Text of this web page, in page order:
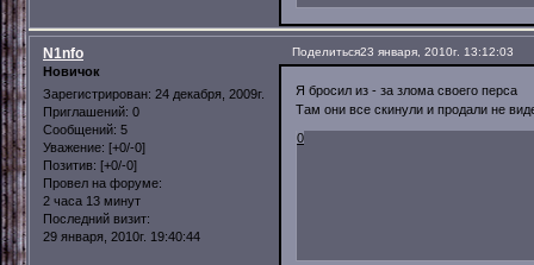
Поделиться23 января, 2010г. 13:12:03
N1nfo
Новичок
Зарегистрирован: 24 декабря, 2009г.
Приглашений: 0
Сообщений: 5
Уважение: [+0/-0]
Позитив: [+0/-0]
Провел на форуме:
2 часа 13 минут
Последний визит:
29 января, 2010г. 19:40:44
Я бросил из - за злома своего перса
Там они все скинули и продали не
0